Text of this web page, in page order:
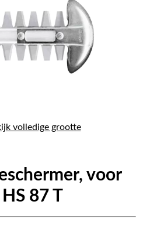
volledige grootte
voor
87 T